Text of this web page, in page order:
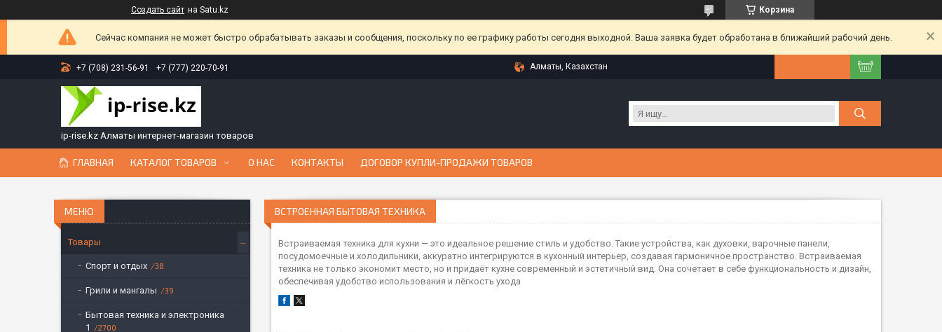
Создать сайт на Satu.kz Корзина
Сейчас компания не может быстро обрабатывать заказы и сообщения, поскольку по ее графику работы сегодня выходной. Ваша заявка будет обработана в ближайший рабочий день.
+7 (708) 231-56-91 +7 (777) 220-70-91 Алматы, Казахстан
ip-rise.kz Алматы интернет-магазин товаров
ГЛАВНАЯ КАТАЛОГ ТОВАРОВ О НАС КОНТАКТЫ ДОГОВОР КУПЛИ-ПРОДАЖИ ТОВАРОВ
ВСТРОЕННАЯ БЫТОВАЯ ТЕХНИКА
Встраиваемая техника для кухни — это идеальное решение стиль и удобство. Такие устройства, как духовки, варочные панели,
посудомоечные и холодильники, аккуратно интегрируются в кухонный интерьер, создавая гармоничное пространство. Встраиваемая
техника не только экономит место, но и придаёт кухне современный и эстетичный вид. Она сочетает в себе функциональность и дизайн,
обеспечивая удобство использования и лёгкость ухода
Товары
Спорт и отдых 38
Грили и мангалы 39
Бытовая техника и электроника
1
2700